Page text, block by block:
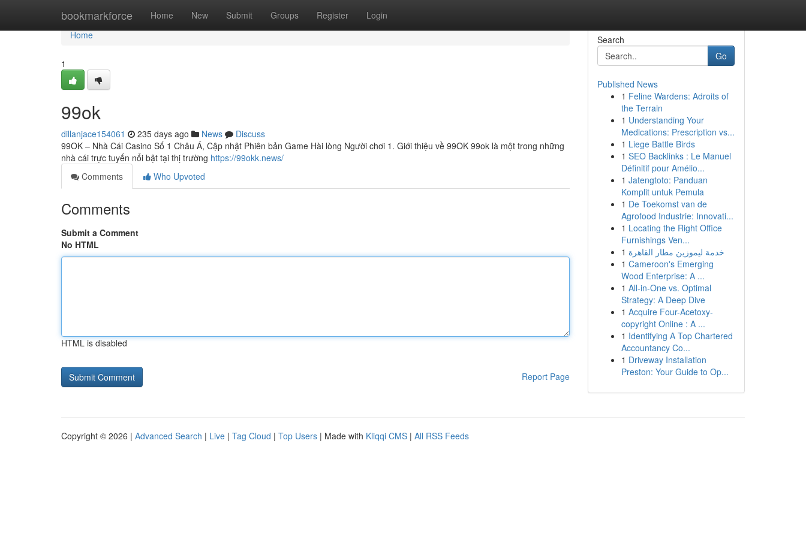
bookmarkforce Home New Submit Groups Register Login
Home
Home
1
99ok
dillanjace154061 235 days ago News
Discuss
99OK – Nhà Cái Casino Số 1 Châu Á, Cập nhật Phiên bản Game Hài lòng Người chơi 1. Giới thiệu về 99OK 99ok là một trong những
nhà cái trực tuyến nổi bật tại thị trường https://99okk.news/
Comments
Who Upvoted
Comments
Submit a Comment
No HTML
HTML is disabled
Report Page
Search
Go
Published News
1 Feline Wardens: Adroits of
the Terrain
1 Understanding Your
Medications: Prescription vs...
1 Liege Battle Birds
1 SEO Backlinks : Le Manuel
Définitif pour Amélio...
1 Jatengtoto: Panduan
Komplit untuk Pemula
1 De Toekomst van de
Agrofood Industrie: Innovati...
1 Locating the Right Office
Furnishings Ven...
1 خدمة ليموزين مطار القاهرة
1 Cameroon's Emerging
Wood Enterprise: A ...
1 All-in-One vs. Optimal
Strategy: A Deep Dive
1 Acquire Four-Acetoxy-
copyright Online : A ...
1 Identifying A Top Chartered
Accountancy Co...
1 Driveway Installation
Preston: Your Guide to Op...
Copyright © 2026 | Advanced Search | Live | Tag Cloud | Top Users | Made with Kliqqi CMS | All RSS Feeds